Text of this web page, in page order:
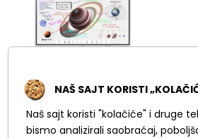
Samsung Flip Pro 75"
LH75WMBWLGCXEN
NAŠ SAJT KORISTI
Naš sajt koristi "kolačiće" i druge
bismo analizirali saobraćaj,